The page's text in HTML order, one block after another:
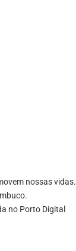
nossas vidas.
no Porto Digital